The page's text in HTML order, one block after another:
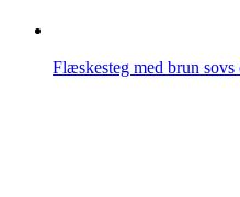
Flæskesteg med brun